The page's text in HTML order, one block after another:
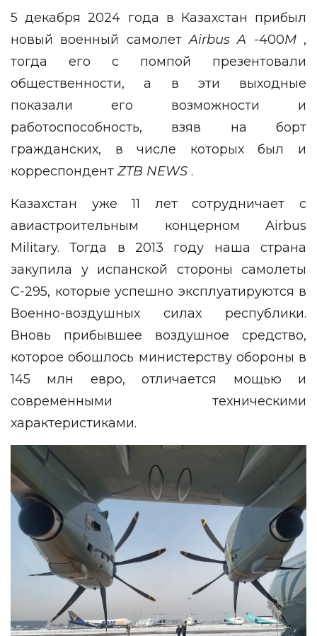
5 декабря 2024 года в Казахстан прибыл
новый военный самолетAirbus A -400M,
тогда его с помпой презентовали
общественности, а в эти выходные
показали его возможности и
работоспособность, взяв на борт
гражданских, в числе которых был и
корреспондент ZTB NEWS .
Казахстан уже 11 лет сотрудничает с
авиастроительным концерном Airbus
Military. Тогда в 2013 году наша страна
закупила у испанской стороны самолеты
С-295, которые успешно эксплуатируются в
Военно-воздушных силах республики.
Вновь прибывшее воздушное средство,
которое обошлось министерству обороны в
145 млн евро, отличается мощью и
современными техническими
характеристиками.